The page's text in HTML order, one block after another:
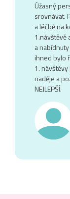
Úžasný
srovnávat.
a léčbě na
1.návštěvě
a
ihned bylo
1.
naděje a
NEJLEPŠÍ.